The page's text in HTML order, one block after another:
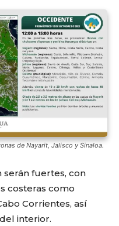
de Nayarit, Jalisco y Sinaloa.
serán fuertes, con
costeras como
Corrientes, así
interior.